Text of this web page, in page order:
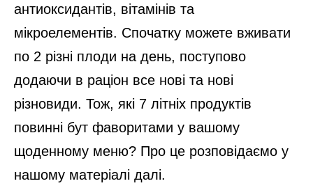
антиоксидантів, вітамінів та
мікроелементів. Спочатку можете вживати
по 2 різні плоди на день, поступово
додаючи в раціон все нові та нові
різновиди. Тож, які 7 літніх продуктів
повинні бут фаворитами у вашому
щоденному меню? Про це розповідаємо у
нашому матеріалі далі.